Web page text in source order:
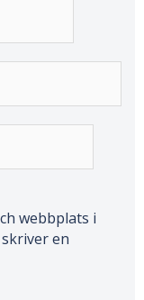
webbplats i
en